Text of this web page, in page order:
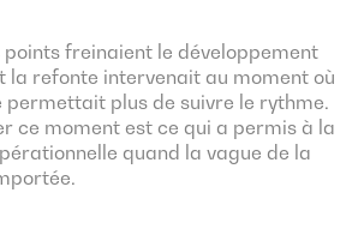
points freinaient le développement
la refonte intervenait au moment où
permettait plus de suivre le rythme.
ce moment est ce qui a permis à la
quand la vague de la